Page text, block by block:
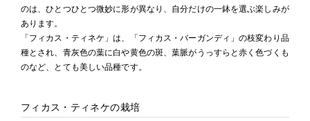
のは、ひとつひとつ微妙に形が異なり、自分だけの一鉢を選ぶ楽しみが
あります。
「フィカス・ティネケ」は、「フィカス・バーガンディ」の枝変わり品
種とされ、青灰色の葉に白や黄色の斑、葉脈がうっすらと赤く色づくも
のなど、とても美しい品種です。
フィカス・ティネケの栽培